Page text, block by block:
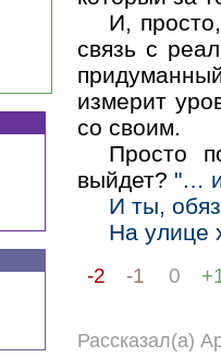
И,
связь с
измерит
со своим.
Просто
выйдет? "… и
И ты,
На улице
-2 -1 0
Рассказал(а)